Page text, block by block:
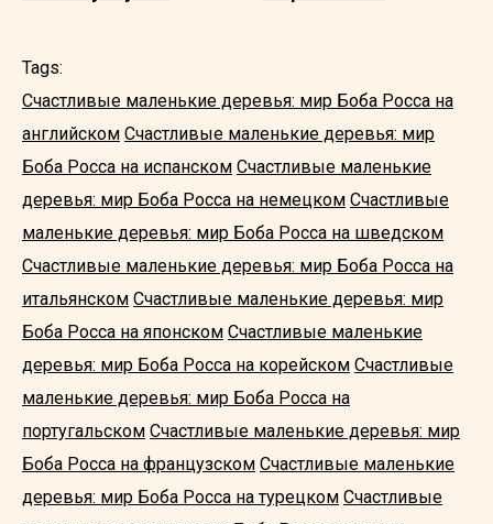
Tags:
Счастливые маленькие деревья: мир Боба Росса на
английском Счастливые маленькие деревья: мир
Боба Росса на испанском Счастливые маленькие
деревья: мир Боба Росса на немецком Счастливые
маленькие деревья: мир Боба Росса на шведском
Счастливые маленькие деревья: мир Боба Росса на
итальянском Счастливые маленькие деревья: мир
Боба Росса на японском Счастливые маленькие
деревья: мир Боба Росса на корейском Счастливые
маленькие деревья: мир Боба Росса на
португальском Счастливые маленькие деревья: мир
Боба Росса на французском Счастливые маленькие
деревья: мир Боба Росса на турецком Счастливые